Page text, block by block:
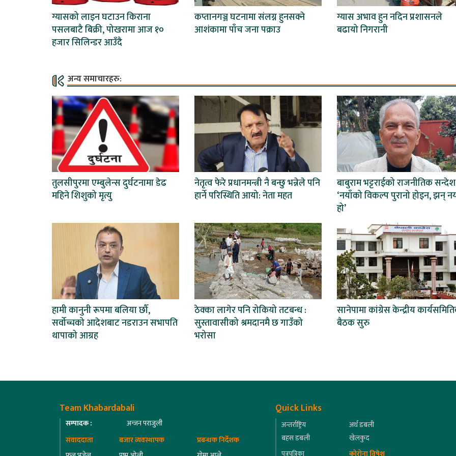
ग्यासको लाइन घटाउन किराना
पसलबाटै बिक्री, पोखरामा आज १०
हजार सिलिन्डर आउँदै
कप्तानगञ्ज घटनामा संलग्न हुनसक्ने
आशंकामा पाँच जना पक्राउ
ग्यास अभाव हुन नदिन प्रशासनले
बढायो निगरानी
अन्य समाचारहरु:
तुलसीपुरमा एम्बुलेन्स दुर्घटनामा डेढ
महिने शिशुको मृत्यु
नेतृत्व फेरे प्रधानमन्त्री नै बन्छु भन्नेले पनि
हार्ने परिस्थिति आयो: नेता महत
बाबुराम भट्टराईको राजनीतिक
‘नयाँको विकल्प पुरानो होइन, झन्
हो’
हामी कानुनी रूपमा बलिया छौँ,
सर्वोच्चको आदेशबाट नडराउन सभापति
थापाको आग्रह
ठेक्का लागेर पनि रोकियो तटबन्ध :
सुस्तावासीको श्रमदानमै छ गाउँको
भरोसा
सानेपामा कांग्रेस केन्द्रीय
बैठक सुरु
Team Khabardabali
सम्पादक :
अन्जन पराजुली
संवाददाता
बजार व्यवस्थापक
प्रबन्धक निर्देशक
Quick Links
अन्तर्राष्ट्रिय
अर्थ डबली
बहस डबली
खेलकुद
पत्रपत्रिका
कोरोना विषेश